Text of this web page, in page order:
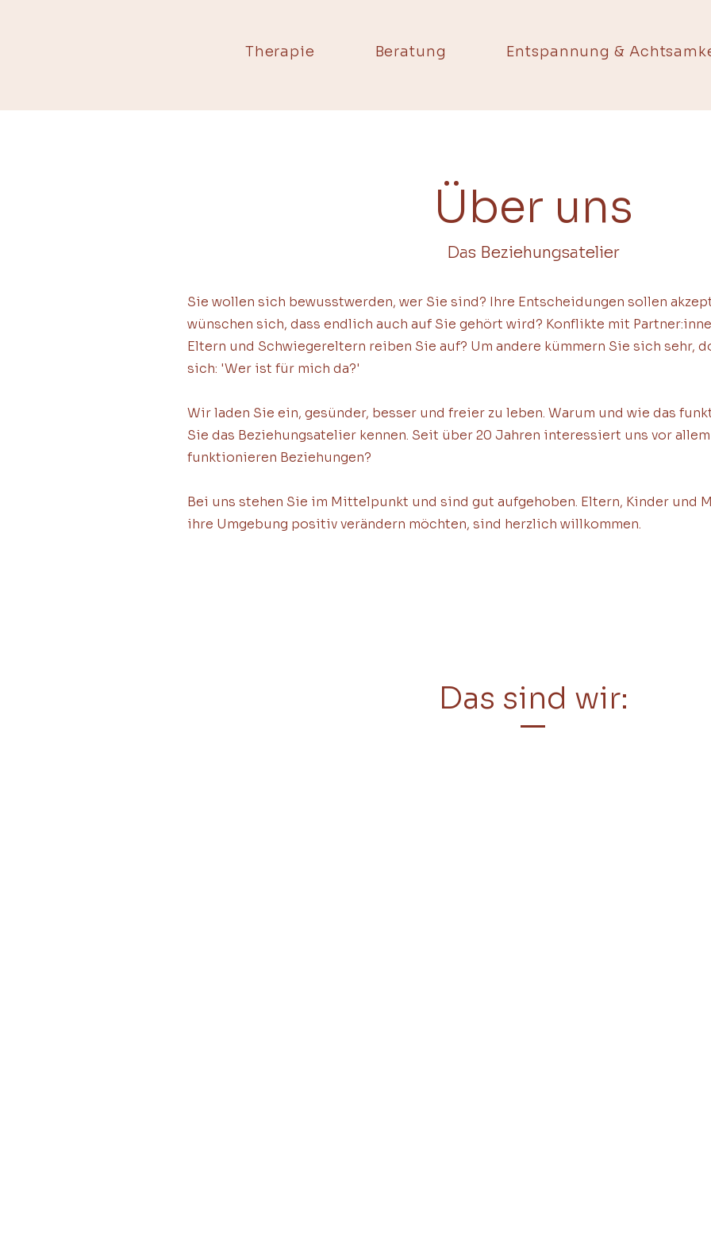
Therapie Beratung Entspannung &
Über uns
Das Beziehungsatelier
Sie wollen sich bewusstwerden, wer Sie sind? Ihre Entscheidungen sollen
wünschen sich, dass endlich auch auf Sie gehört wird? Konflikte mit
Eltern und Schwiegereltern reiben Sie auf? Um andere kümmern Sie sich sehr,
sich: 'Wer ist für mich da?'
Wir laden Sie ein, gesünder, besser und freier zu leben. Warum und wie das
Sie das Beziehungsatelier kennen. Seit über 20 Jahren interessiert uns vor allem
funktionieren Beziehungen?
Bei uns stehen Sie im Mittelpunkt und sind gut aufgehoben. Eltern, Kinder und
ihre Umgebung positiv verändern möchten, sind herzlich willkommen.
Das sind wir: